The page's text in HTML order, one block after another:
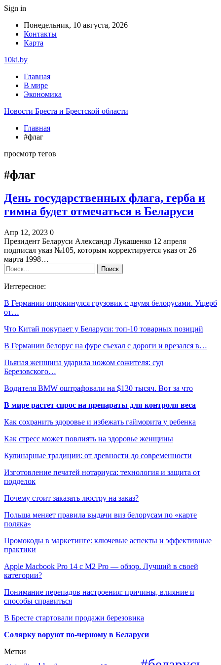
Sign in
Понедельник, 10 августа, 2026
Контакты
Карта
10ki.by
Главная
В мире
Экономика
Новости Бреста и Брестской области
Главная
#флаг
просмотр тегов
#флаг
День государственных флага, герба и
гимна будет отмечаться в Беларуси
Апр 12, 2023 0
Президент Беларуси Александр Лукашенко 12 апреля
подписал указ №105, которым корректируется указ от 26
марта 1998…
Интересное:
В Германии опрокинулcя грузовик с двумя белорусами. Ущерб
от…
Что Китай покупает у Беларуси: топ-10 товарных позиций
В Германии белорус на фуре съехал с дороги и врезался в…
Пьяная женщина ударила ножом сожителя: суд
Березовского…
Водителя BMW оштрафовали на $130 тысяч. Вот за что
В мире растет спрос на препараты для контроля веса
Как сохранить здоровье и избежать гайморита у ребенка
Как стресс может повлиять на здоровье женщины
Кулинарные традиции: от древности до современности
Изготовление печатей нотариуса: технология и защита от
подделок
Почему стоит заказать люстру на заказ?
Польша меняет правила выдачи виз белорусам по «карте
поляка»
Промокоды в маркетинге: ключевые аспекты и эффективные
практики
Apple Macbook Pro 14 с M2 Pro — обзор. Лучший в своей
категории?
Понимание перепадов настроения: причины, влияние и
способы справиться
В Бресте стартовали продажи березовика
Солярку воруют по-черному в Беларуси
Метки